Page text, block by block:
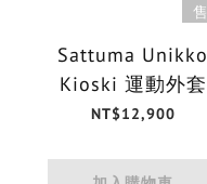
Sattuma Unikko
Kioski 運動外套
NT$12,900